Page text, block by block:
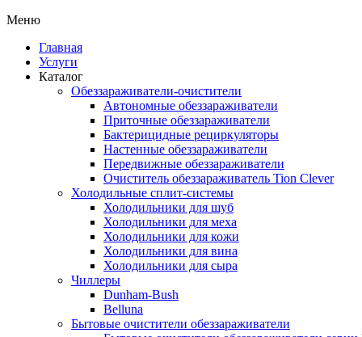
Меню
Главная
Услуги
Каталог
Обеззараживатели-очистители
Автономные обеззараживатели
Приточные обеззараживатели
Бактерицидные рециркуляторы
Настенные обеззараживатели
Передвижные обеззараживатели
Очиститель обеззараживатель Tion Clever
Холодильные сплит-системы
Холодильники для шуб
Холодильники для меха
Холодильники для кожи
Холодильники для вина
Холодильники для сыра
Чиллеры
Dunham-Bush
Belluna
Бытовые очистители обеззараживатели